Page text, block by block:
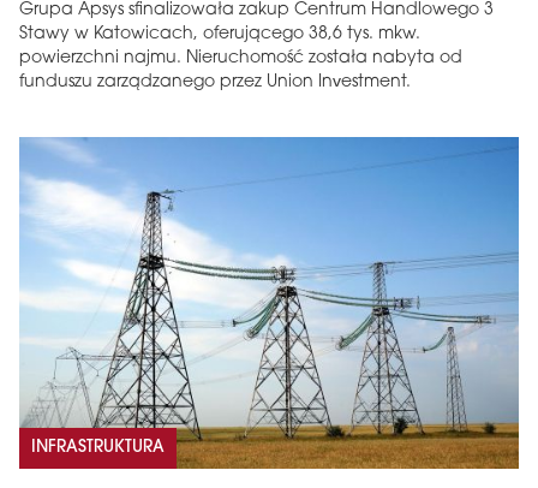
Grupa Apsys sfinalizowała zakup Centrum Handlowego 3
Stawy w Katowicach, oferującego 38,6 tys. mkw.
powierzchni najmu. Nieruchomość została nabyta od
funduszu zarządzanego przez Union Investment.
INFRASTRUKTURA